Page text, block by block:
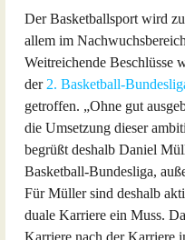
Der Basketballsport wird
allem im
Weitreichende Beschlüsse
der 2. Basketball-
getroffen. „Ohne gut
die Umsetzung dieser
begrüßt deshalb Daniel
Basketball-Bundesliga,
Für Müller sind deshalb
duale Karriere ein Muss.
Karriere nach der Karriere